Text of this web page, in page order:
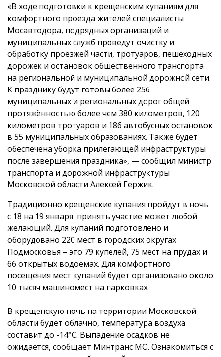
«В ходе подготовки к крещенским купаниям для
комфортного проезда жителей специалисты
Мосавтодора, подрядных организаций и
муниципальных служб проведут очистку и
обработку проезжей части, тротуаров, пешеходных
дорожек и остановок общественного транспорта
на региональной и муниципальной дорожной сети.
К празднику будут готовы более 256
муниципальных и региональных дорог общей
протяжённостью более чем 380 километров, 120
километров тротуаров и 186 автобусных остановок
в 55 муниципальных образованиях. Также будет
обеспечена уборка прилегающей инфраструктуры
после завершения праздника», — сообщил министр
транспорта и дорожной инфраструктуры
Московской области Алексей Гержик.
Традиционно крещенские купания пройдут в ночь
с 18 на 19 января, принять участие может любой
желающий. Для купаний подготовлено и
оборудовано 220 мест в городских округах
Подмосковья – это 79 купелей, 75 мест на прудах и
66 открытых водоемах. Для комфортного
посещения мест купаний будет организовано около
10 тысяч машиномест на парковках.
В крещенскую ночь на территории Московской
области будет облачно, температура воздуха
составит до -14°С. Выпадение осадков не
ожидается, сообщает Минтранс МО. Ознакомиться с